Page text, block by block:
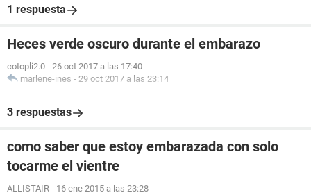
1 respuesta
Heces verde oscuro durante el embarazo
cotopli2.0 - 26 oct 2017 a las 17:40
marlene-ines - 29 oct 2017 a las 23:14
3 respuestas
como saber que estoy embarazada con solo
tocarme el vientre
ALLISTAIR - 16 ene 2015 a las 23:28